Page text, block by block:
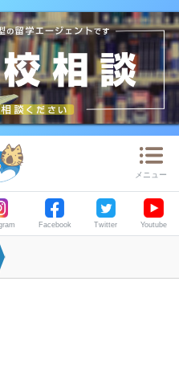
メニュー
Facebook Twitter Youtube